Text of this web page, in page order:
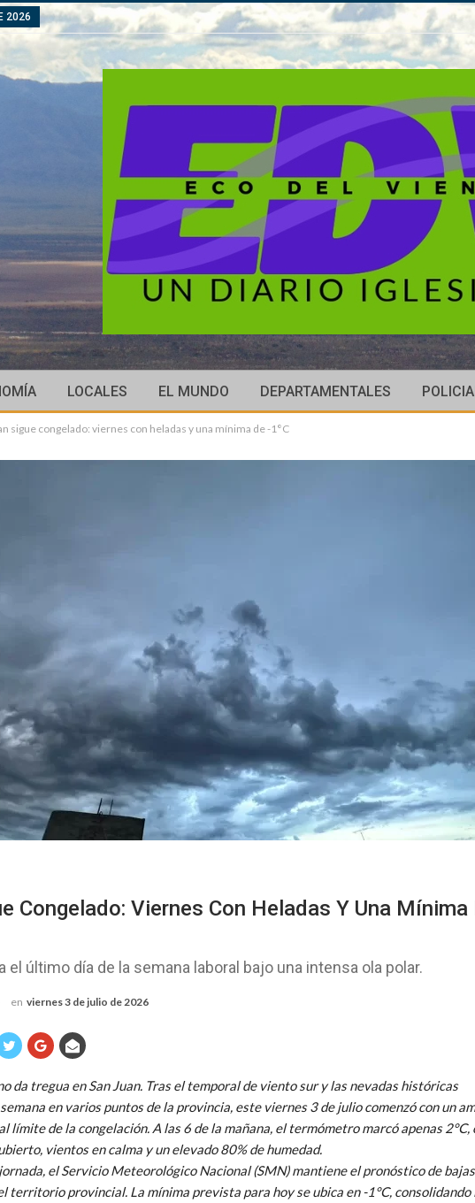
2026
LOCALES EL MUNDO DEPARTAMENTALES
sigue congelado: viernes con heladas y una mínima de -1°C
Congelado: Viernes Con Heladas Y Una Mínima
el último día de la semana laboral bajo una intensa ola polar.
en viernes 3 de julio de 2026
da tregua en San Juan. Tras el temporal de viento sur y las nevadas históricas
en varios puntos de la provincia, este viernes 3 de julio comenzó con un
límite de la congelación. A las 6 de la mañana, el termómetro marcó apenas 2°C,
vientos en calma y un elevado 80% de humedad.
el Servicio Meteorológico Nacional (SMN) mantiene el pronóstico de bajas
territorio provincial. La mínima prevista para hoy se ubica en -1°C, consolidando